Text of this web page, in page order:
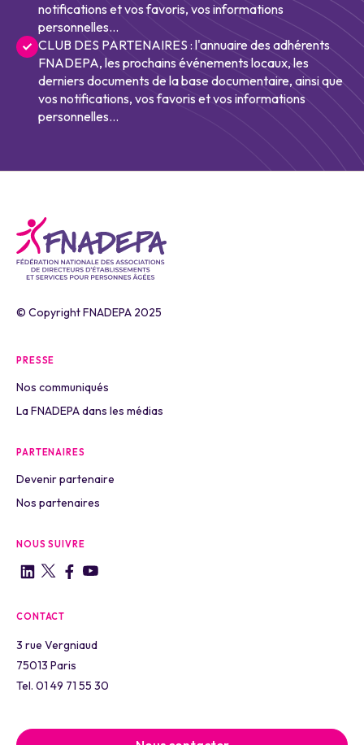
notifications et vos favoris, vos informations
personnelles...
CLUB DES PARTENAIRES : l'annuaire des adhérents
FNADEPA, les prochains événements locaux, les
derniers documents de la base documentaire, ainsi que
vos notifications, vos favoris et vos informations
personnelles...
© Copyright FNADEPA 2025
PRESSE
Nos communiqués
La FNADEPA dans les médias
PARTENAIRES
Devenir partenaire
Nos partenaires
NOUS SUIVRE
CONTACT
3 rue Vergniaud
75013 Paris
Tel. 01 49 71 55 30